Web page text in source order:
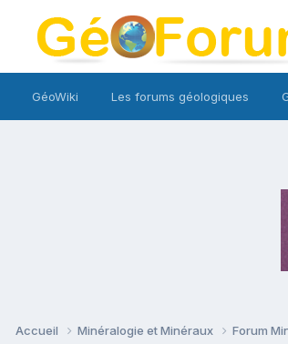
GéoWiki Les forums géologiques
Accueil Minéralogie et Minéraux Forum